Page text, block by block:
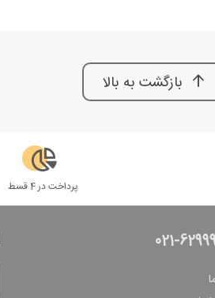
بازگشت به بالا
پرداخت در 4 قسط
021-